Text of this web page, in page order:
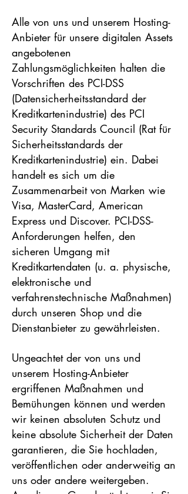
Alle von uns und unserem Hosting-
Anbieter für unsere digitalen Assets
angebotenen
Zahlungsmöglichkeiten halten die
Vorschriften des PCI-DSS
(Datensicherheitsstandard der
Kreditkartenindustrie) des PCI
Security Standards Council (Rat für
Sicherheitsstandards der
Kreditkartenindustrie) ein. Dabei
handelt es sich um die
Zusammenarbeit von Marken wie
Visa, MasterCard, American
Express und Discover. PCI-DSS-
Anforderungen helfen, den
sicheren Umgang mit
Kreditkartendaten (u. a. physische,
elektronische und
verfahrenstechnische Maßnahmen)
durch unseren Shop und die
Dienstanbieter zu gewährleisten.
Ungeachtet der von uns und
unserem Hosting-Anbieter
ergriffenen Maßnahmen und
Bemühungen können und werden
wir keinen absoluten Schutz und
keine absolute Sicherheit der Daten
garantieren, die Sie hochladen,
veröffentlichen oder anderweitig an
uns oder andere weitergeben.